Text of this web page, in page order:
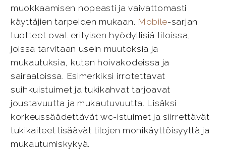
muokkaamisen nopeasti ja vaivattomasti
käyttäjien tarpeiden mukaan. Mobile-sarjan
tuotteet ovat erityisen hyödyllisiä tiloissa,
joissa tarvitaan usein muutoksia ja
mukautuksia, kuten hoivakodeissa ja
sairaaloissa. Esimerkiksi irrotettavat
suihkuistuimet ja tukikahvat tarjoavat
joustavuutta ja mukautuvuutta. Lisäksi
korkeussäädettävät wc-istuimet ja siirrettävät
tukikaiteet lisäävät tilojen monikäyttöisyyttä ja
mukautumiskykyä.